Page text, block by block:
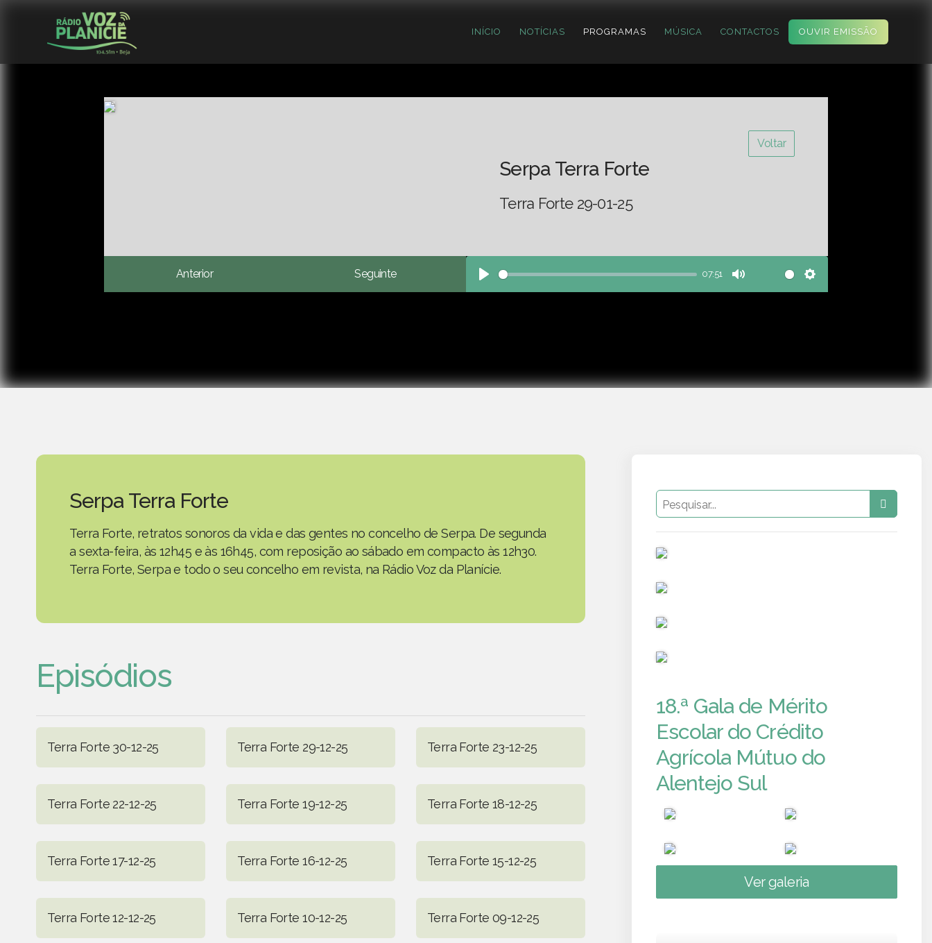
INÍCIO NOTÍCIAS PROGRAMAS MÚSICA CONTACTOS OUVIR EMISSÃO
Voltar
Serpa Terra Forte
Terra Forte 29-01-25
Anterior Seguinte
Play
07:51
Mute Settings
Serpa Terra Forte
Terra Forte, retratos sonoros da vida e das gentes no concelho de Serpa. De segunda
a sexta-feira, às 12h45 e às 16h45, com reposição ao sábado em compacto às 12h30.
Terra Forte, Serpa e todo o seu concelho em revista, na Rádio Voz da Planície.
Episódios
Terra Forte 30-12-25 Terra Forte 29-12-25 Terra Forte 23-12-25
Terra Forte 22-12-25 Terra Forte 19-12-25 Terra Forte 18-12-25
Terra Forte 17-12-25 Terra Forte 16-12-25 Terra Forte 15-12-25
Terra Forte 12-12-25 Terra Forte 10-12-25 Terra Forte 09-12-25
18.ª Gala de Mérito
Escolar do Crédito
Agrícola Mútuo do
Alentejo Sul
Ver galeria